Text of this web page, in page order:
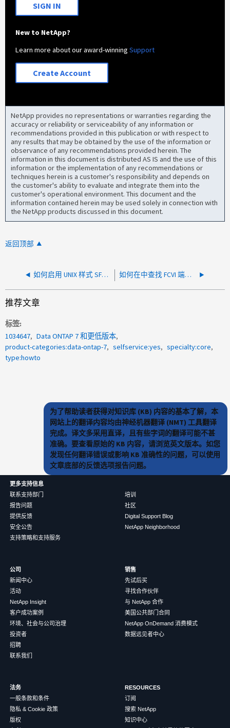
SIGN IN
New to NetApp?
Learn more about our award-winningSupport
Create Account
NetApp provides no representations or warranties regarding the
accuracy or reliability or serviceability of any information or
recommendations provided in this publication or with respect to
any results that may be obtained by the use of the information or
observance of any recommendations provided herein. The
information in this document is distributed AS IS and the use of this
information or the implementation of any recommendations or
techniques herein is a customer's responsibility and depends on
the customer's ability to evaluate and integrate them into the
customer's operational environment. This document and the
information contained herein may be used solely in connection with
the NetApp products discussed in this document.
返回顶部
如何启用 UNIX 样式 SFTP 身份验证 如何在中查找 FCVI 端口的 WWPN Data ONTAP 7- 模式
推荐文章
标签
1034647
Data ONTAP 7 和更低版本
product-categories:data-ontap-7
selfservice:yes
specialty:core
type:howto
为了帮助读者获得对知识库 (KB) 内容的基本了解，本
网站上的翻译内容均由神经机器翻译 (NMT) 工具翻译
完成。译文多采用直译，且有些字词的翻译可能不甚
准确。要查看原始的 KB 内容，请浏览英文版本。如您
发现任何翻译错误或影响 KB 准确性的问题，可以使用
文章底部的反馈选项报告问题。
更多支持信息
联系支持部门
报告问题
提供反馈
安全公告
支持策略和支持服务
培训
社区
Digital Support Blog
NetApp Neighborhood
公司
新闻中心
活动
NetApp Insight
客户成功案例
环境、社会与公司治理
投资者
招聘
联系我们
销售
先试后买
寻找合作伙伴
与 NetApp 合作
美国公共部门合同
NetApp OnDemand 消费模式
数据远见者中心
法务
一般条款和条件
隐私 & Cookie 政策
版权
RESOURCES
订阅
搜索 NetApp
知识中心